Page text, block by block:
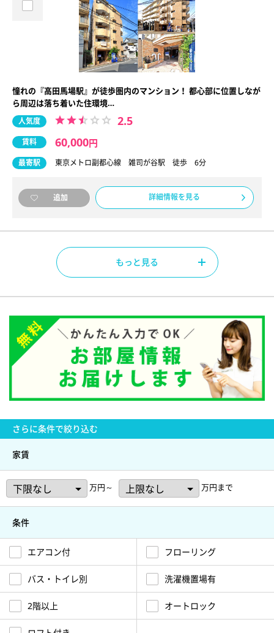
憧れの『高田馬場駅』が徒歩圏内のマンション！ 都心部に位置しなが
ら周辺は落ち着いた住環境…
人気度 2.5
賃料 60,000円
最寄駅 東京メトロ副都心線 雑司が谷駅 徒歩 6分
追加 詳細情報を見る
もっと見る
さらに条件で絞り込む
家賃
万円～ 万円まで
条件
エアコン付 フローリング
バス・トイレ別 洗濯機置場有
2階以上 オートロック